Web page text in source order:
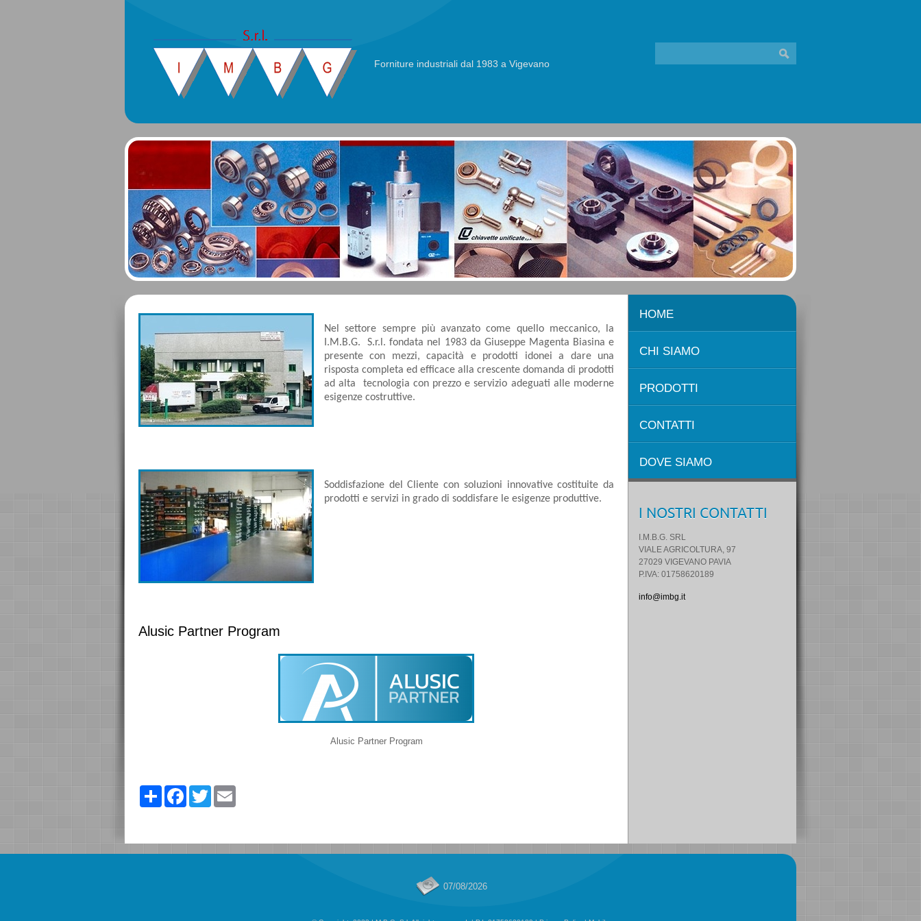
Forniture industriali dal 1983 a Vigevano
Nel settore sempre più avanzato come quello meccanico, la
I.M.B.G. S.r.l. fondata nel 1983 da Giuseppe Magenta Biasina e
presente con mezzi, capacità e prodotti idonei a dare una
risposta completa ed efficace alla crescente domanda di prodotti
ad alta tecnologia con prezzo e servizio adeguati alle moderne
esigenze costruttive.
Soddisfazione del Cliente con soluzioni innovative costituite da
prodotti e servizi in grado di soddisfare le esigenze produttive.
Alusic Partner Program
Alusic Partner Program
Share FacebookTwitter
HOME
CHI SIAMO
PRODOTTI
CONTATTI
DOVE SIAMO
I NOSTRI CONTATTI
I.M.B.G. SRL
VIALE AGRICOLTURA, 97
27029 VIGEVANO PAVIA
P.IVA: 01758620189
info@imbg.it
07/08/2026